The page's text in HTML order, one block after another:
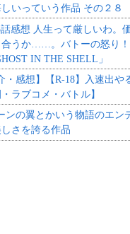
いっていう作品 その２８
感想 人生って厳しいわ。
うか……。バトーの怒り
IN THE SHELL」
・感想】【R-18】入速出
ラブコメ・バトル】
ンの翼とかいう物語のエン
さを誇る作品